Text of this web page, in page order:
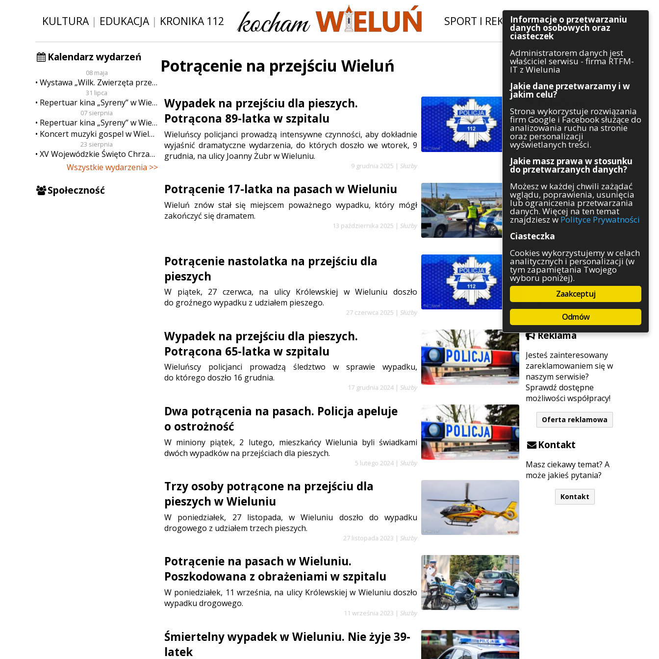
KULTURA| EDUKACJA| KRONIKA 112 SPORT I REKREACJA|INWESTYCJE
Kalendarz wydarzeń
08 maja
Wystawa „Wilk. Zwierzęta przeklęte”
31 lipca
Repertuar kina „Syreny” w Wieluniu w dn. od 31 lipca do 6 sierpnia
07 sierpnia
Repertuar kina „Syreny” w Wieluniu w dn. od 7 do 13 sierpnia
Koncert muzyki gospel w Wieluniu
23 sierpnia
XV Wojewódzkie Święto Chrzanu
Wszystkie wydarzenia >>
Społeczność
Szukaj
Kategorie
Architektura
Gospodarka
Handel
Komunikaty
Kultura
Polityka
Pozostałe
Psychologia
Rolnictwo
Służby
Sport
Środowisko
Szkolnictwo
Wydarzenia
Zapowiedzi
Zdrowie
Reklama
Jesteś zainteresowany
zareklamowaniem się w
naszym serwisie?
Sprawdź dostępne
możliwości współpracy!
Oferta reklamowa
Kontakt
Masz ciekawy temat? A
może jakieś pytania?
Kontakt
Potrącenie na przejściu Wieluń
Wypadek na przejściu dla pieszych.
Potrącona 89-latka w szpitalu
Wieluńscy policjanci prowadzą intensywne czynności, aby dokładnie
wyjaśnić dramatyczne wydarzenia, do których doszło we wtorek, 9
grudnia, na ulicy Joanny Żubr w Wieluniu.
9 grudnia 2025 | Służby
Potrącenie 17-latka na pasach w Wieluniu
Wieluń znów stał się miejscem poważnego wypadku, który mógł
zakończyć się dramatem.
13 października 2025 | Służby
Potrącenie nastolatka na przejściu dla
pieszych
W piątek, 27 czerwca, na ulicy Królewskiej w Wieluniu doszło
do groźnego wypadku z udziałem pieszego.
27 czerwca 2025 | Służby
Wypadek na przejściu dla pieszych.
Potrącona 65-latka w szpitalu
Wieluńscy policjanci prowadzą śledztwo w sprawie wypadku,
do którego doszło 16 grudnia.
17 grudnia 2024 | Służby
Dwa potrącenia na pasach. Policja apeluje
o ostrożność
W miniony piątek, 2 lutego, mieszkańcy Wielunia byli świadkami
dwóch wypadków na przejściach dla pieszych.
5 lutego 2024 | Służby
Trzy osoby potrącone na przejściu dla
pieszych w Wieluniu
W poniedziałek, 27 listopada, w Wieluniu doszło do wypadku
drogowego z udziałem trzech pieszych.
27 listopada 2023 | Służby
Potrącenie na pasach w Wieluniu.
Poszkodowana z obrażeniami w szpitalu
W poniedziałek, 11 września, na ulicy Królewskiej w Wieluniu doszło
wypadku drogowego.
11 września 2023 | Służby
Śmiertelny wypadek w Wieluniu. Nie żyje 39-
latek
Informacje o przetwarzaniu
danych osobowych oraz
ciasteczek
Administratorem danych jest
właściciel serwisu - firma RTFM-
IT z Wielunia
Jakie dane przetwarzamy i w
jakim celu?
Strona wykorzystuje rozwiązania
firm Google i Facebook służące do
analizowania ruchu na stronie
oraz personalizacji
wyświetlanych treści.
Jakie masz prawa w stosunku
do przetwarzanych danych?
Możesz w każdej chwili zażądać
wglądu, poprawienia, usunięcia
lub ograniczenia przetwarzania
danych. Więcej na ten temat
znajdziesz w Polityce Prywatności
Ciasteczka
Cookies wykorzystujemy w celach
analitycznych i personalizacji (w
tym zapamiętania Twojego
wyboru poniżej).
Zaakceptuj
Odmów